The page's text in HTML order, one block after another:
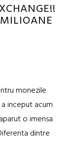
monezile
inceput acum
o imensa
dintre